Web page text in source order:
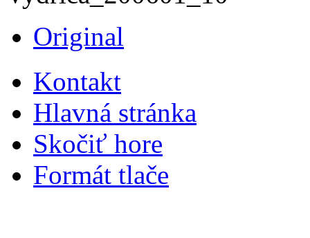
Original
Kontakt
Hlavná stránka
Skočiť hore
Formát tlače